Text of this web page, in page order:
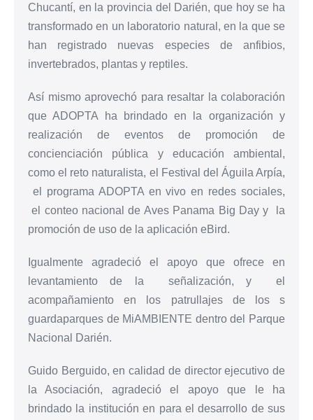
Chucantí, en la provincia del Darién, que hoy se ha
transformado en un laboratorio natural, en la que se
han registrado nuevas especies de anfibios,
invertebrados, plantas y reptiles.
Así mismo aprovechó para resaltar la colaboración
que ADOPTA ha brindado en la organización y
realización de eventos de promoción de
concienciación pública y educación ambiental,
como el reto naturalista, el Festival del Águila Arpía,
el programa ADOPTA en vivo en redes sociales,
el conteo nacional de Aves Panama Big Day y la
promoción de uso de la aplicación eBird.
Igualmente agradeció el apoyo que ofrece en
levantamiento de la señalización, y el
acompañamiento en los patrullajes de los s
guardaparques de MiAMBIENTE dentro del Parque
Nacional Darién.
Guido Berguido, en calidad de director ejecutivo de
la Asociación, agradeció el apoyo que le ha
brindado la institución en para el desarrollo de sus